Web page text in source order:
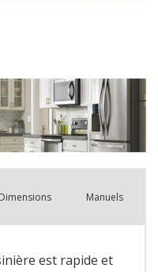
Dimensions Manuels
est rapide et